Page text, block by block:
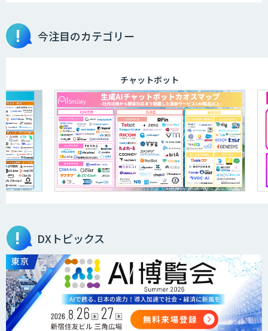
画像解析・デジタルツイン領域のAI開発
AI開発・伴走支援・内製化支援
「ジンベイ AI技術実装アドバイザリー」
サービス
ローカルLLM×RAG「Cosnex」
DXセカンドオピニオン
今注目のカテゴリー
チャットボット
DXトピックス